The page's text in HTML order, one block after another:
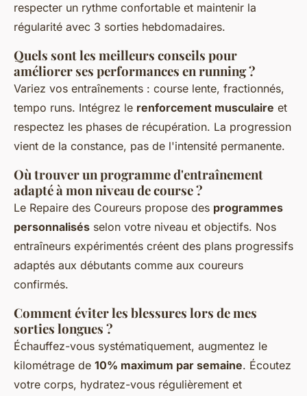
respecter un rythme confortable et maintenir la
régularité avec 3 sorties hebdomadaires.
Quels sont les meilleurs conseils pour
améliorer ses performances en running ?
Variez vos entraînements : course lente, fractionnés,
tempo runs. Intégrez le renforcement musculaire et
respectez les phases de récupération. La progression
vient de la constance, pas de l'intensité permanente.
Où trouver un programme d'entraînement
adapté à mon niveau de course ?
Le Repaire des Coureurs propose des programmes
personnalisés selon votre niveau et objectifs. Nos
entraîneurs expérimentés créent des plans progressifs
adaptés aux débutants comme aux coureurs
confirmés.
Comment éviter les blessures lors de mes
sorties longues ?
Échauffez-vous systématiquement, augmentez le
kilométrage de 10% maximum par semaine. Écoutez
votre corps, hydratez-vous régulièrement et